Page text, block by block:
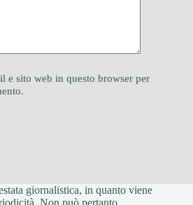
e sito web in questo browser per
giornalistica, in quanto viene
Non può pertanto